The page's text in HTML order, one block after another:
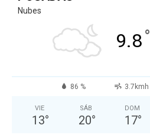
Nubes
9.8°
86 % 3.7kmh
VIE
13°
SÁB
20°
DOM
17°